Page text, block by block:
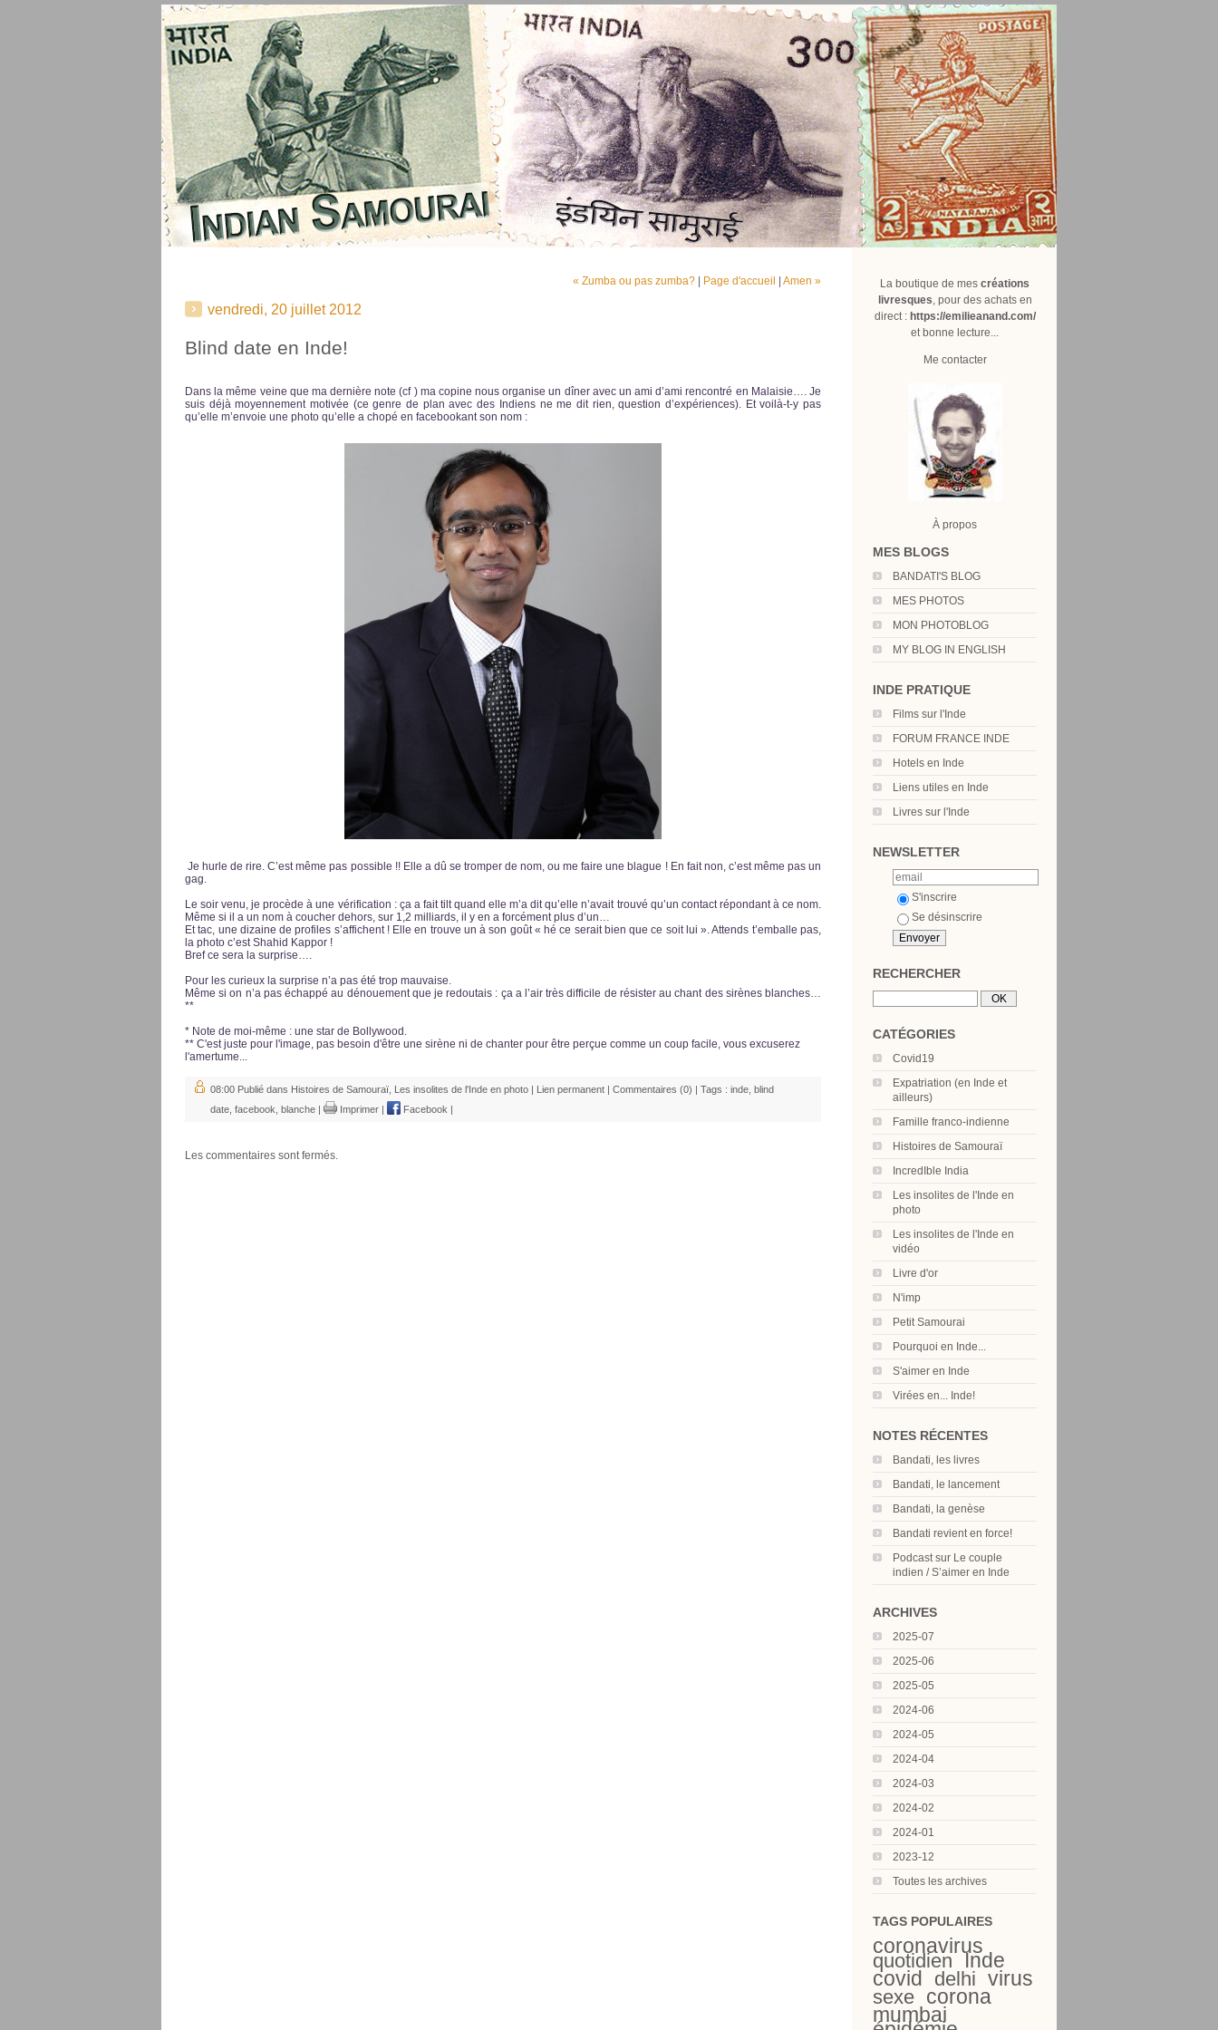
La boutique de mes créations
livresques, pour des achats en
direct : https://emilieanand.com/
et bonne lecture...
Me contacter
À propos
MES BLOGS
BANDATI'S BLOG
MES PHOTOS
MON PHOTOBLOG
MY BLOG IN ENGLISH
INDE PRATIQUE
Films sur l'Inde
FORUM FRANCE INDE
Hotels en Inde
Liens utiles en Inde
Livres sur l'Inde
NEWSLETTER
S'inscrire
Se désinscrire
RECHERCHER
CATÉGORIES
Covid19
Expatriation (en Inde et
ailleurs)
Famille franco-indienne
Histoires de Samouraï
IncredIble India
Les insolites de l'Inde en
photo
Les insolites de l'Inde en
vidéo
Livre d'or
N'imp
Petit Samourai
Pourquoi en Inde...
S'aimer en Inde
Virées en... Inde!
NOTES RÉCENTES
Bandati, les livres
Bandati, le lancement
Bandati, la genèse
Bandati revient en force!
Podcast sur Le couple
indien / S’aimer en Inde
ARCHIVES
2025-07
2025-06
2025-05
2024-06
2024-05
2024-04
2024-03
2024-02
2024-01
2023-12
Toutes les archives
TAGS POPULAIRES
coronavirus
quotidien Inde
covid delhi virus
sexe corona
mumbai
« Zumba ou pas zumba? Page d'accueil Amen »
vendredi, 20 juillet 2012
Blind date en Inde!
Dans la même veine que ma dernière note (cf ) ma copine nous organise un dîner avec un ami d’ami rencontré en Malaisie…. Je
suis déjà moyennement motivée (ce genre de plan avec des Indiens ne me dit rien, question d’expériences). Et voilà-t-y pas
qu’elle m’envoie une photo qu’elle a chopé en facebookant son nom :
Je hurle de rire. C’est même pas possible !! Elle a dû se tromper de nom, ou me faire une blague ! En fait non, c’est même pas un
gag.
Le soir venu, je procède à une vérification : ça a fait tilt quand elle m’a dit qu’elle n’avait trouvé qu’un contact répondant à ce nom.
Même si il a un nom à coucher dehors, sur 1,2 milliards, il y en a forcément plus d’un…
Et tac, une dizaine de profiles s’affichent ! Elle en trouve un à son goût « hé ce serait bien que ce soit lui ». Attends t’emballe pas,
la photo c’est Shahid Kappor !
Bref ce sera la surprise….
Pour les curieux la surprise n’a pas été trop mauvaise.
Même si on n’a pas échappé au dénouement que je redoutais : ça a l’air très difficile de résister au chant des sirènes blanches…
**
* Note de moi-même : une star de Bollywood.
** C'est juste pour l'image, pas besoin d'être une sirène ni de chanter pour être perçue comme un coup facile, vous excuserez
l'amertume...
08:00 Publié dans Histoires de Samouraï Les insolites de l'Inde en photo | Lien permanent | Commentaires (0) | Tags : inde blind
date facebook blanche | Imprimer | Facebook |
Les commentaires sont fermés.